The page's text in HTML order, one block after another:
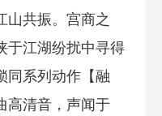
山共振。宫商之
于江湖纷扰中寻得
同系列动作【融
高清音，声闻于